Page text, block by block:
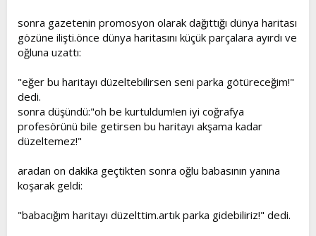
sonra gazetenin promosyon olarak dağıttığı dünya haritası
gözüne ilişti.önce dünya haritasını küçük parçalara ayırdı ve
oğluna uzattı:
"eğer bu haritayı düzeltebilirsen seni parka götüreceğim!"
dedi.
sonra düşündü:"oh be kurtuldum!en iyi coğrafya
profesörünü bile getirsen bu haritayı akşama kadar
düzeltemez!"
aradan on dakika geçtikten sonra oğlu babasının yanına
koşarak geldi:
"babacığım haritayı düzelttim.artık parka gidebiliriz!" dedi.